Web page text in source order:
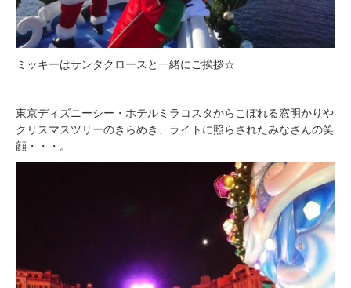
ミッキーはサンタクロースと一緒にご挨拶☆
東京ディズニーシー・ホテルミラコスタからこぼれる窓明かりや
クリスマスツリーのきらめき、ライトに照らされたみなさんの笑
顔・・・。